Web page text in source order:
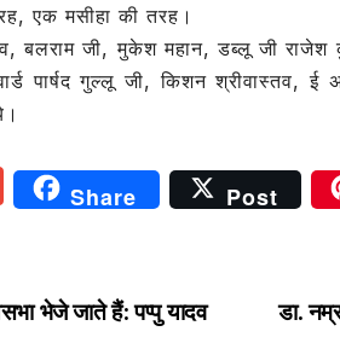
एक मसीहा की तरह।
बलराम जी, मुकेश महान, डब्लू जी राजेश
पार्षद गुल्लू जी, किशन
G
m
l
Share Post
डा.
भेजे जाते हैं: पप्पु यादव